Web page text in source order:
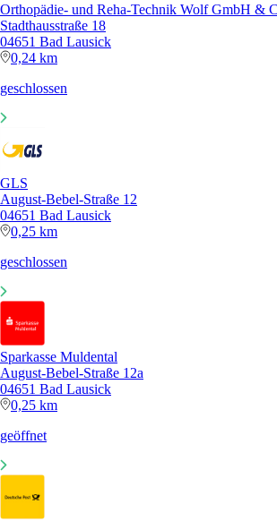
Orthopädie- und Reha-Technik Wolf GmbH &
Stadthausstraße 18
04651 Bad Lausick
0,24 km
geschlossen
GLS
August-Bebel-Straße 12
04651 Bad Lausick
0,25 km
geschlossen
Sparkasse Muldental
August-Bebel-Straße 12a
04651 Bad Lausick
0,25 km
geöffnet